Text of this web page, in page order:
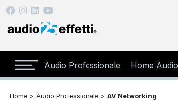
Audio Professionale Home Audio
Home > Audio Professionale > AV Networking